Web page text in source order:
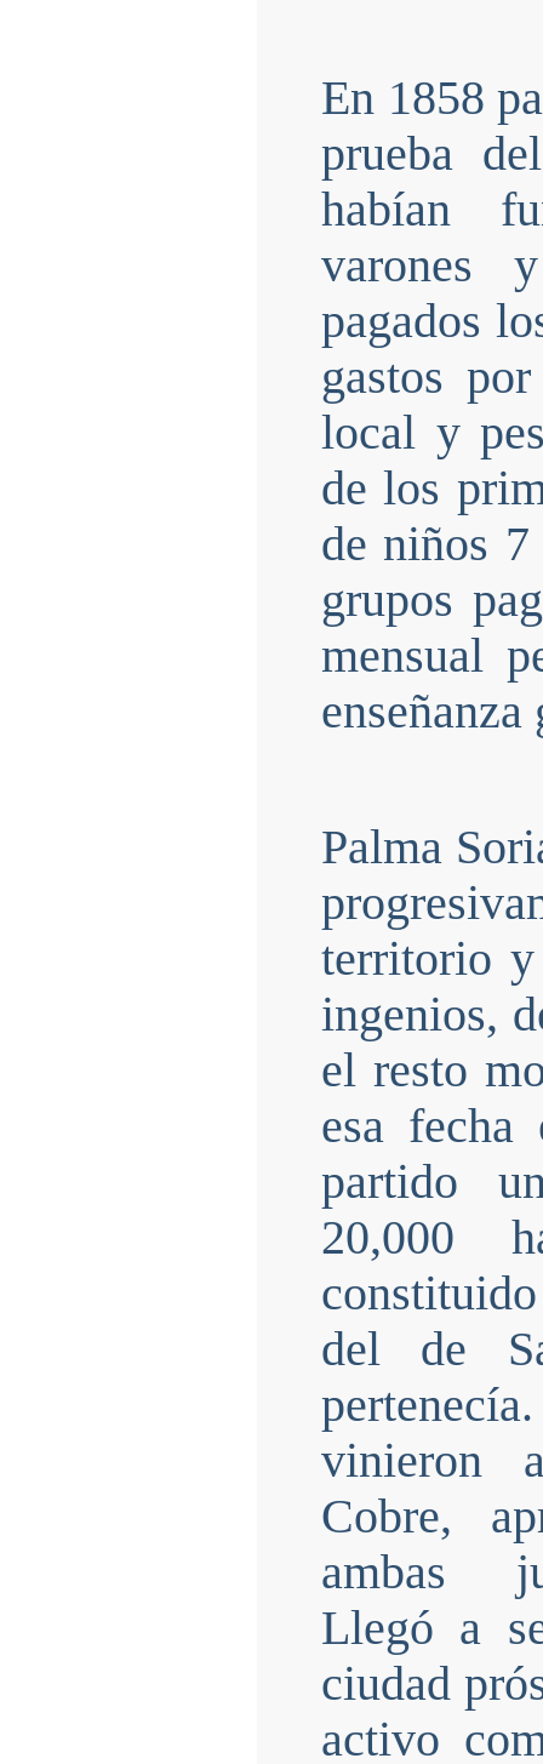
En 1858
prueba
habían
varones
pagados
gastos
local y
de los
de niños
grupos
mensual
Palma
territorio
ingenios,
el resto
esa
partido
20,000
del de
vinieron
Cobre,
ambas
Llegó a
ciudad
activo